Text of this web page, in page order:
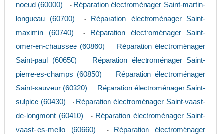
noeud (60000)
- Réparation électroménager Saint-martin-
longueau (60700)
-
Réparation électroménager Saint-
maximin (60740)
-
Réparation électroménager Saint-
omer-en-chaussee (60860)
- Réparation électroménager
Saint-paul (60650)
-
Réparation électroménager Saint-
pierre-es-champs (60850)
-
Réparation électroménager
Saint-sauveur (60320)
- Réparation électroménager Saint-
sulpice (60430)
- Réparation électroménager Saint-vaast-
de-longmont (60410)
- Réparation électroménager Saint-
vaast-les-mello (60660)
-
Réparation électroménager